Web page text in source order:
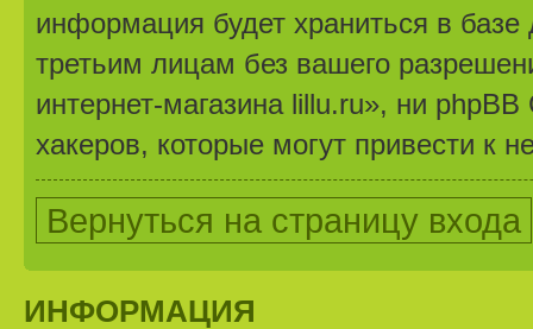
информация будет храниться в
третьим лицам без вашего
интернет-магазина lillu.ru», ни
хакеров, которые могут привести к
Вернуться на страницу входа
ИНФОРМАЦИЯ